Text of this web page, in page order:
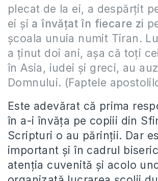
plecat de la ei, a despărţit
ei şi a învăţat în fiecare zi
şcoala unuia numit Tiran.
a ţinut doi ani, aşa că toţi
în Asia, iudei şi greci, au
Domnului. (Faptele
Este adevărat că prima
în a-i învăța pe copiii din
Scripturi o au părinții. Dar
important și în cadrul
atenția cuvenită și acolo